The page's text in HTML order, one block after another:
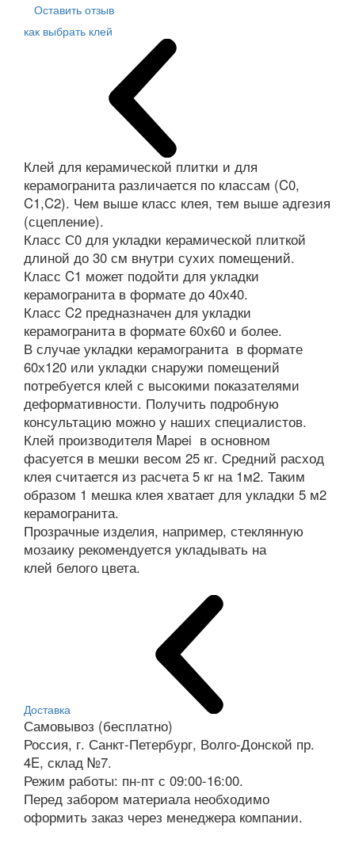
Оставить отзыв
как выбрать клей
Клей для керамической плитки и для
керамогранита различается по классам (C0,
C1,C2). Чем выше класс клея, тем выше адгезия
(сцепление).
Класс С0 для укладки керамической плиткой
длиной до 30 см внутри сухих помещений.
Класс C1 может подойти для укладки
керамогранита в формате до 40х40.
Класс C2 предназначен для укладки
керамогранита в формате 60х60 и более.
В случае укладки керамогранита в формате
60х120 или укладки снаружи помещений
потребуется клей с высокими показателями
деформативности. Получить подробную
консультацию можно у наших специалистов.
Клей производителя Mapei в основном
фасуется в мешки весом 25 кг. Средний расход
клея считается из расчета 5 кг на 1м2. Таким
образом 1 мешка клея хватает для укладки 5 м2
керамогранита.
Прозрачные изделия, например, стеклянную
мозаику рекомендуется укладывать на
клей белого цвета.
Доставка
Самовывоз (бесплатно)
Россия, г. Санкт-Петербург, Волго-Донской пр.
4E, склад №7.
Режим работы: пн-пт с 09:00-16:00.
Перед забором материала необходимо
оформить заказ через менеджера компании.